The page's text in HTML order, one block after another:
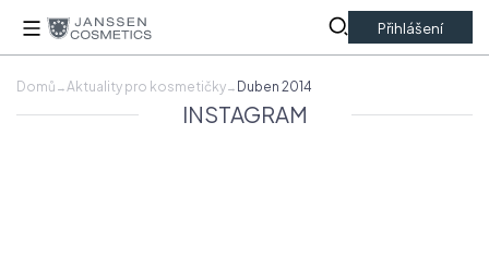
Přihlášení
Domů →Aktuality pro kosmetičky→ Duben 2014
INSTAGRAM